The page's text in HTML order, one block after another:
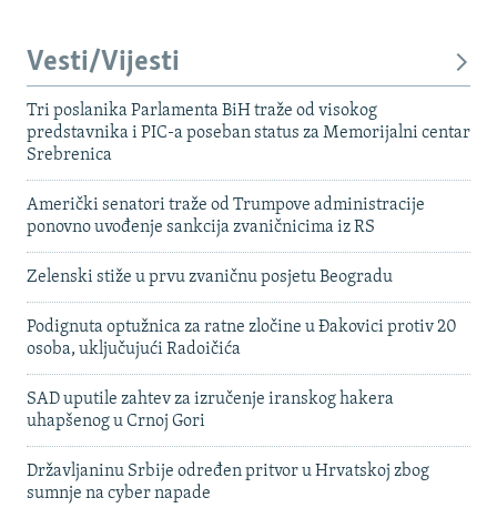
Vesti/Vijesti
Tri poslanika Parlamenta BiH traže od visokog
predstavnika i PIC-a poseban status za Memorijalni centar
Srebrenica
Američki senatori traže od Trumpove administracije
ponovno uvođenje sankcija zvaničnicima iz RS
Zelenski stiže u prvu zvaničnu posjetu Beogradu
Podignuta optužnica za ratne zločine u Đakovici protiv 20
osoba, uključujući Radoičića
SAD uputile zahtev za izručenje iranskog hakera
uhapšenog u Crnoj Gori
Državljaninu Srbije određen pritvor u Hrvatskoj zbog
sumnje na cyber napade